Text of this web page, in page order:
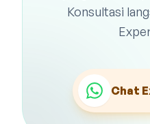
Konsultasi
Chat